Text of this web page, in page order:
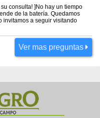
consulta! ]No hay un tiempo
de la batería. Quedamos
invitamos a seguir visitando
Ver mas preguntas